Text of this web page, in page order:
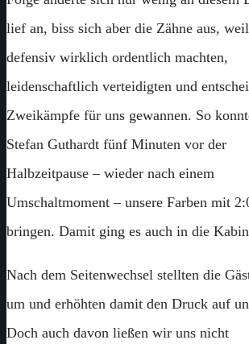
lief an, biss sich aber die Zähne aus,
defensiv wirklich ordentlich machten,
leidenschaftlich verteidigten und
Zweikämpfe für uns gewannen. So
Stefan Guthardt fünf Minuten vor der
Halbzeitpause – wieder nach einem
Umschaltmoment – unsere Farben mit
bringen. Damit ging es auch in die
Nach dem Seitenwechsel stellten die
um und erhöhten damit den Druck auf
Doch auch davon ließen wir uns nicht